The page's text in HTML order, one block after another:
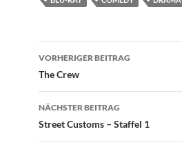
Beitragsnavigation
VORHERIGER BEITRAG
The Crew
NÄCHSTER BEITRAG
Street Customs – Staffel 1